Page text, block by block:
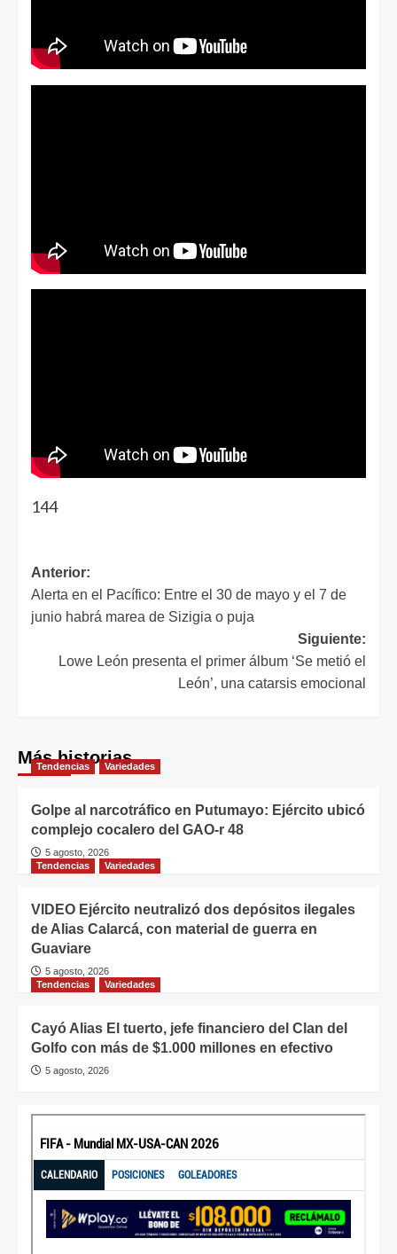
144
Anterior:
Alerta en el Pacífico: Entre el 30 de mayo y el 7 de
junio habrá marea de Sizigia o puja
Siguiente:
Lowe León presenta el primer álbum ‘Se metió el
León’, una catarsis emocional
Más historias
Tendencias Variedades
Golpe al narcotráfico en Putumayo: Ejército ubicó
complejo cocalero del GAO-r 48
5 agosto, 2026
Tendencias
Variedades
VIDEO Ejército neutralizó dos depósitos ilegales
de Alias Calarcá, con material de guerra en
Guaviare
5 agosto, 2026
Tendencias
Variedades
Cayó Alias El tuerto, jefe financiero del Clan del
Golfo con más de $1.000 millones en efectivo
5 agosto, 2026